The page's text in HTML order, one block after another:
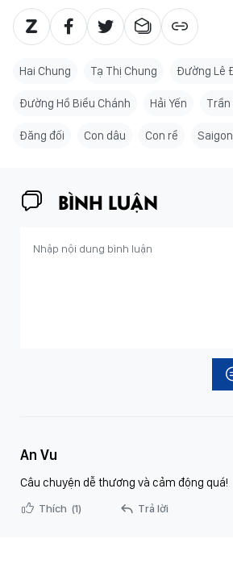
Hai Chung Tạ Thị Chung Đường Lê
Đường Hồ Biểu Chánh Hải Yến Trần
Đăng đối Con dâu Con rể
BÌNH LUẬN
An Vu
Câu chuyện dễ thương và cảm động quá!
Thích (1) Trả lời